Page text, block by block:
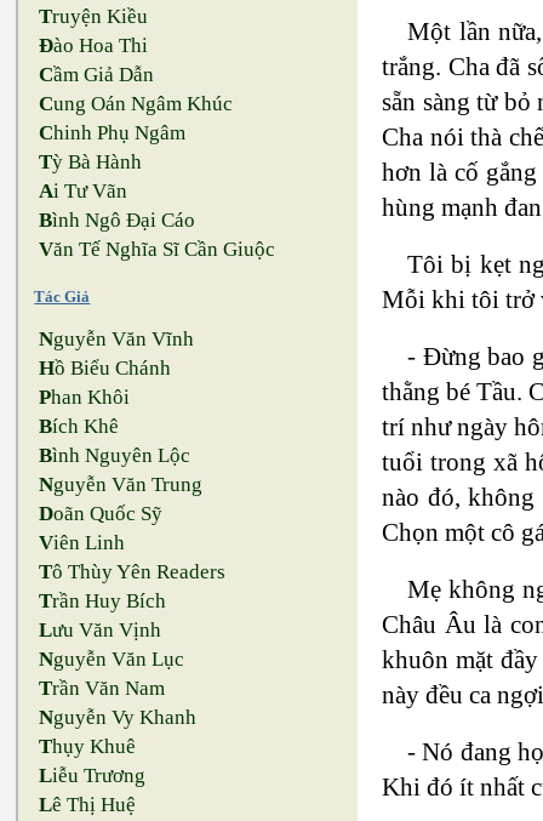
Truyện Kiều
Đào Hoa Thi
Cầm Giả Dẫn
Cung Oán Ngâm Khúc
Chinh Phụ Ngâm
Tỳ Bà Hành
Ai Tư Vãn
Bình Ngô Đại Cáo
Văn Tế Nghĩa Sĩ Cần Giuộc
Tác Giả
Nguyễn Văn Vĩnh
Hồ Biểu Chánh
Phan Khôi
Bích Khê
Bình Nguyên Lộc
Nguyễn Văn Trung
Doãn Quốc Sỹ
Viên Linh
Tô Thùy Yên Readers
Trần Huy Bích
Lưu Văn Vịnh
Nguyễn Văn Lục
Trần Văn Nam
Nguyễn Vy Khanh
Thụy Khuê
Liễu Trương
Lê Thị Huệ
Một lần
trắng. Cha đã
sẵn sàng từ
Cha nói thà
hơn là cố
hùng mạnh
Tôi bị kẹt
Mỗi khi tôi trở
- Đừng bao
thằng bé Tầu.
trí như ngày
tuổi trong xã
nào đó,
Chọn một cô
Mẹ không
Châu Âu là
khuôn mặt
này đều ca
- Nó đang
Khi đó ít nhất